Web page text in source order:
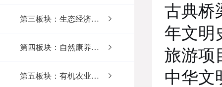
第三板块：生态经济之镇
第四板块：自然康养之乡
第五板块：有机农业之谷
古典桥
年文明
旅游项
中华文